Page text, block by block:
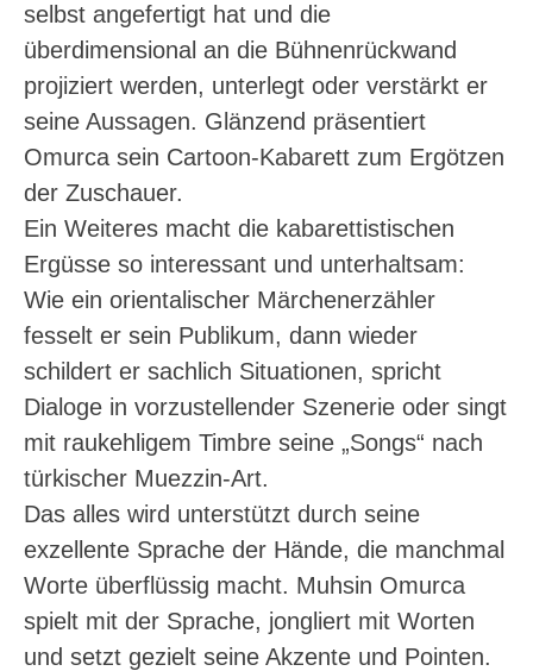
selbst angefertigt hat und die
überdimensional an die Bühnenrückwand
projiziert werden, unterlegt oder verstärkt er
seine Aussagen. Glänzend präsentiert
Omurca sein Cartoon-Kabarett zum Ergötzen
der Zuschauer.
Ein Weiteres macht die kabarettistischen
Ergüsse so interessant und unterhaltsam:
Wie ein orientalischer Märchenerzähler
fesselt er sein Publikum, dann wieder
schildert er sachlich Situationen, spricht
Dialoge in vorzustellender Szenerie oder singt
mit raukehligem Timbre seine „Songs“ nach
türkischer Muezzin-Art.
Das alles wird unterstützt durch seine
exzellente Sprache der Hände, die manchmal
Worte überflüssig macht. Muhsin Omurca
spielt mit der Sprache, jongliert mit Worten
und setzt gezielt seine Akzente und Pointen.